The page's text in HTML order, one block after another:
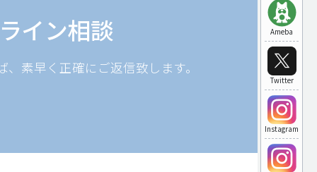
Ameba
Twitter
Instagram
イン相談
素早く正確にご返信致します。